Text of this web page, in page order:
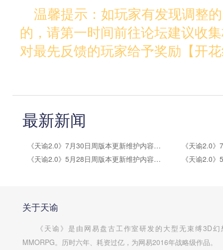
温馨提示：如玩家有发现调整
的，请第一时间前往论坛建议收
对最先反馈的玩家给予奖励【开
最新新闻
《天谕2.0》7月30日周版本更新维护内容公告
《天谕2.0》5月28日周版本更新维护内容公告
关于天谕
《天谕》是由网易盘古工作室研发的大型无束缚3D幻
MMORPG。历时六年、耗资过亿，为网易2016年战略级作品。